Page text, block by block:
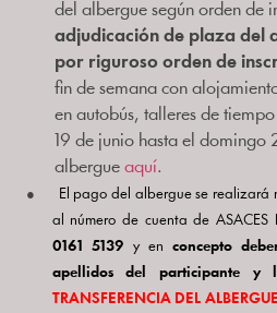
del albergue según orden de
adjudicación de plaza del
por riguroso orden de
fin de semana con
en autobús, talleres de
19 de junio hasta el domingo
albergue aquí.
●
El pago del albergue se realizará
al número de cuenta de ASACES
0161 5139 y en concepto
apellidos del participante y
TRANSFERENCIA DEL